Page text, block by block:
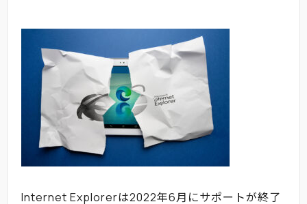
Internet Explorerは2022年6月にサポートが終了